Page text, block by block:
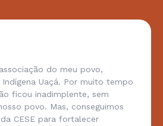
do meu povo,
Indígena Uaçá. Por muito tempo
ficou inadimplente, sem
povo. Mas, conseguimos
CESE para fortalecer